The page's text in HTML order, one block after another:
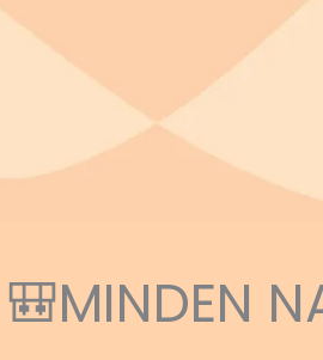
🎒MINDEN